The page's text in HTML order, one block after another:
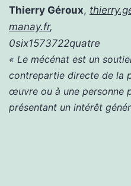
Thierry Géroux,
manay.fr,
0six1573722quatre
« Le mécénat est un
contrepartie directe de la
œuvre ou à une personne
présentant un intérêt